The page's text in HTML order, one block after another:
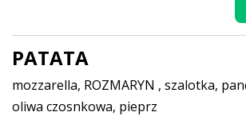
PATATA
mozzarella, ROZMARYN , szalotka,
oliwa czosnkowa, pieprz